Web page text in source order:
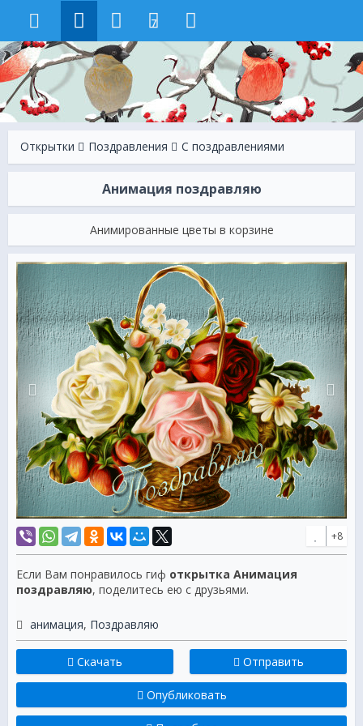
7
Открытки Поздравления С поздравлениями
Анимация поздравляю
Анимированные цветы в корзине
+8
Если Вам понравилось гиф открытка Анимация
поздравляю, поделитесь ею с друзьями.
анимация, Поздравляю
Скачать Отправить
Опубликовать